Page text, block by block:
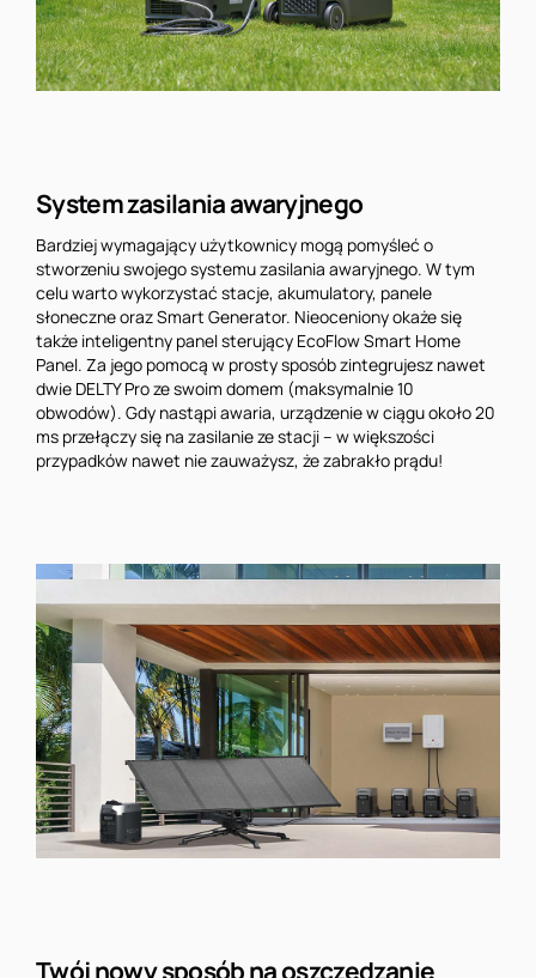
System zasilania awaryjnego
Bardziej wymagający użytkownicy mogą pomyśleć o
stworzeniu swojego systemu zasilania awaryjnego. W tym
celu warto wykorzystać stacje, akumulatory, panele
słoneczne oraz Smart Generator. Nieoceniony okaże się
także inteligentny panel sterujący EcoFlow Smart Home
Panel. Za jego pomocą w prosty sposób zintegrujesz nawet
dwie DELTY Pro ze swoim domem (maksymalnie 10
obwodów). Gdy nastąpi awaria, urządzenie w ciągu około 20
ms przełączy się na zasilanie ze stacji – w większości
przypadków nawet nie zauważysz, że zabrakło prądu!
Twój nowy sposób na oszczędzanie